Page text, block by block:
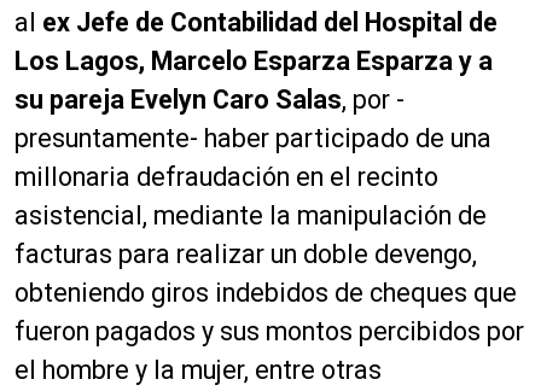
al ex Jefe de Contabilidad del Hospital de
Los Lagos, Marcelo Esparza Esparza y a
su pareja Evelyn Caro Salas, por -
presuntamente- haber participado de una
millonaria defraudación en el recinto
asistencial, mediante la manipulación de
facturas para realizar un doble devengo,
obteniendo giros indebidos de cheques que
fueron pagados y sus montos percibidos por
el hombre y la mujer, entre otras